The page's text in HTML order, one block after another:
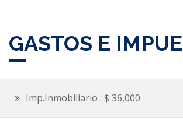
GASTOS E
Imp.Inmobiliario : $ 36,000